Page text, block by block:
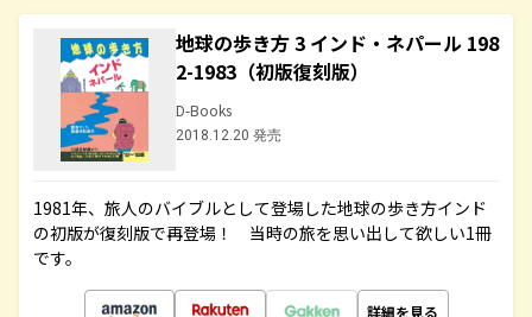
地球の歩き方 3 インド・ネパール 198
2-1983（初版復刻版）
D-Books
2018.12.20 発売
1981年、旅人のバイブルとして登場した地球の歩き方インド
の初版が復刻版で再登場！ 当時の旅を思い出して欲しい1冊
です。
詳細を見る